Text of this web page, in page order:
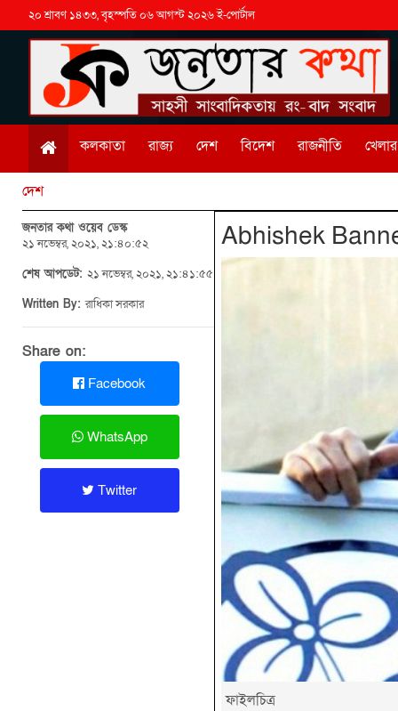
২০ শ্রাবণ ১৪৩৩, বৃহস্পতি ০৬ আগস্ট ২০২৬ ই-পোর্টাল
কলকাতা রাজ্য দেশ বিদেশ রাজনীতি
দেশ
জনতার কথা ওয়েব ডেস্ক
২১ নভেম্বর, ২০২১, ২১:৪০:৫২
শেষ আপডেট: ২১ নভেম্বর, ২০২১, ২১:৪১:৫৫
Written By:রাধিকা সরকার
Share on:
Facebook
WhatsApp
Twitter
Abhishek
ফাইলচিত্র